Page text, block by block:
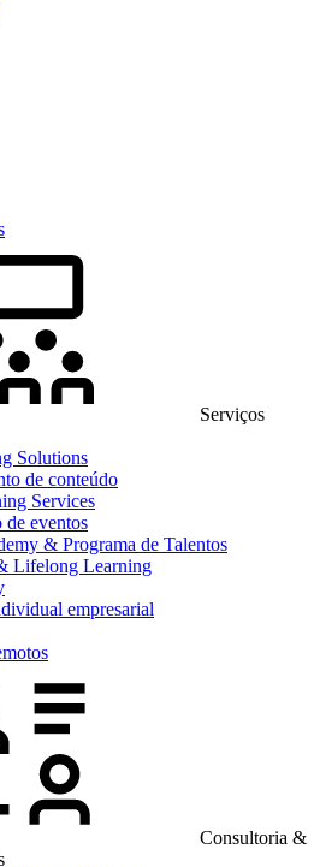
Serviços
Solutions
de conteúdo
Services
de eventos
& Programa de Talentos
Lifelong Learning
empresarial
Consultoria &